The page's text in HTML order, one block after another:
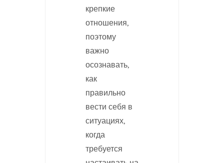
крепкие
отношения,
поэтому
важно
осознавать,
как
правильно
вести себя в
ситуациях,
когда
требуется